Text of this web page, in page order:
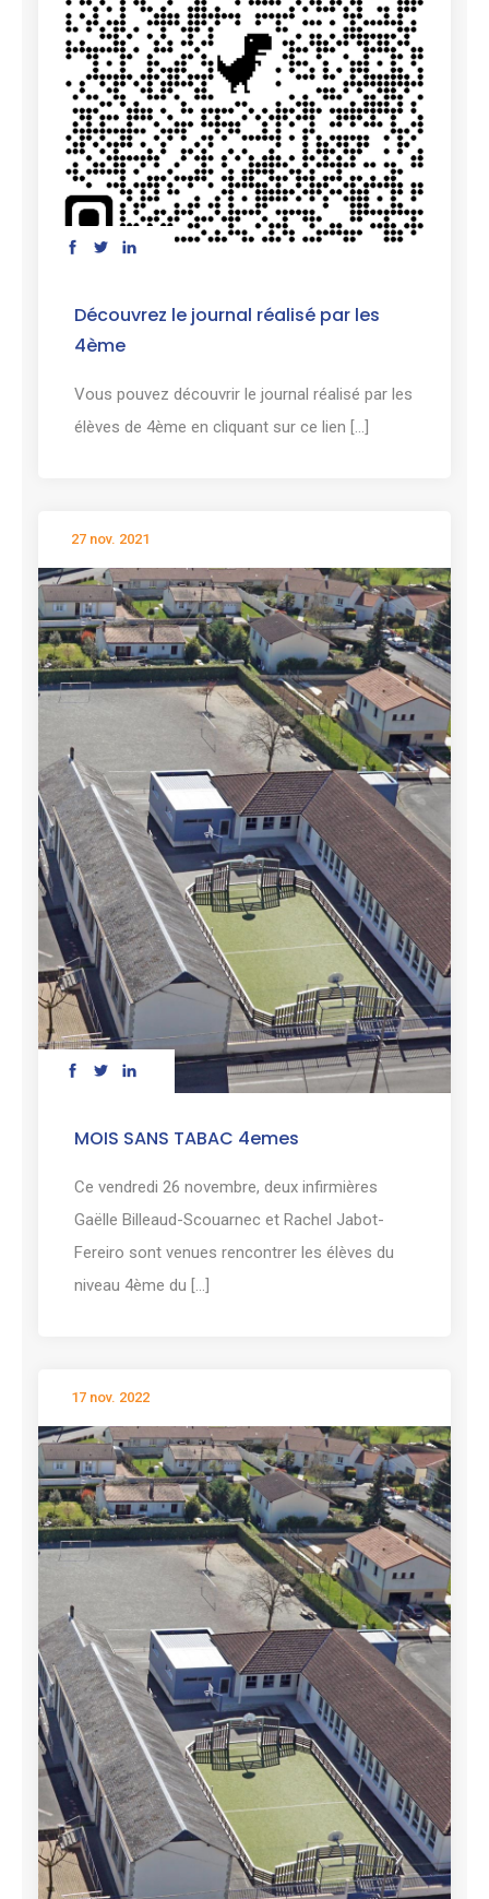
Découvrez le journal réalisé par les
4ème
Vous pouvez découvrir le journal réalisé par les
élèves de 4ème en cliquant sur ce lien [...]
27 nov. 2021
MOIS SANS TABAC 4emes
Ce vendredi 26 novembre, deux infirmières
Gaëlle Billeaud-Scouarnec et Rachel Jabot-
Fereiro sont venues rencontrer les élèves du
niveau 4ème du [...]
17 nov. 2022